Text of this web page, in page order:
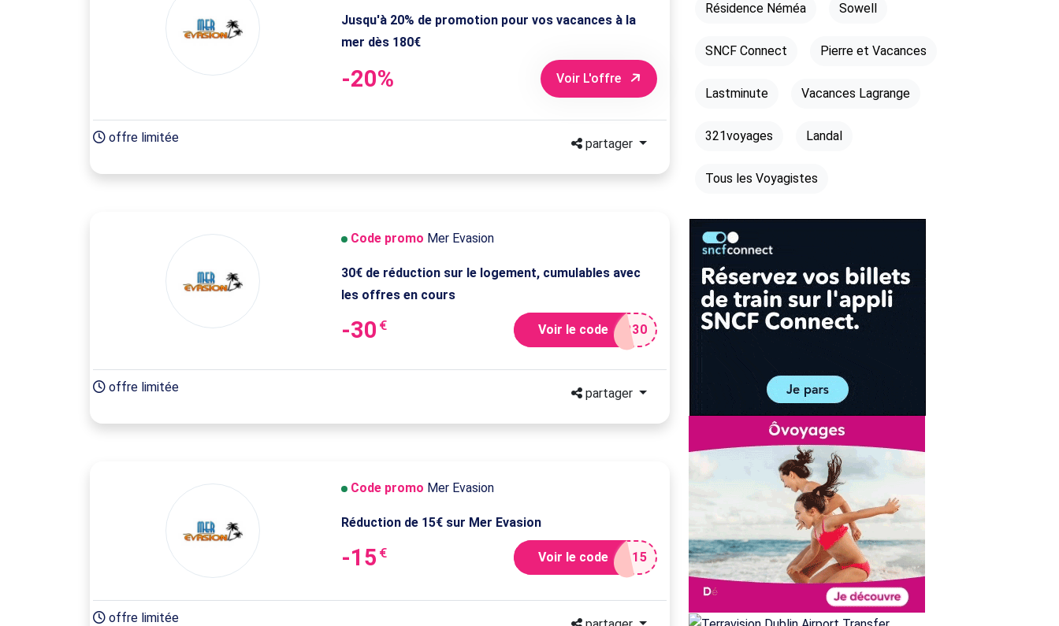
Jusqu'à 20% de promotion pour vos vacances à la
mer dès 180€
-20% Voir L'offre
offre limitée partager
Code promo Mer Evasion
30€ de réduction sur le logement, cumulables avec
les offres en cours
-30 € Voir le code R30
offre limitée partager
Code promo Mer Evasion
Réduction de 15€ sur Mer Evasion
-15 € Voir le code L15
offre limitée
Résidence Néméa Sowell
SNCF Connect Pierre et Vacances
Lastminute Vacances Lagrange
321voyages Landal
Tous les Voyagistes